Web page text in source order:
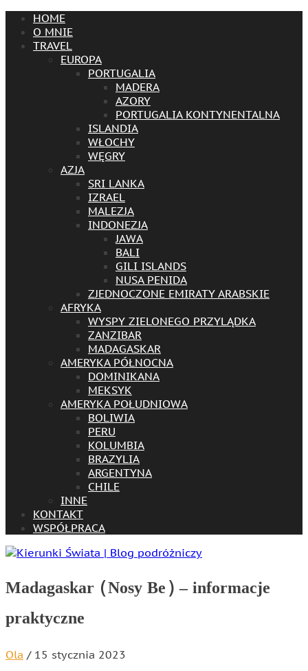
HOME
O MNIE
TRAVEL
EUROPA
PORTUGALIA
MADERA
AZORY
PORTUGALIA KONTYNENTALNA
ISLANDIA
WŁOCHY
WĘGRY
AZJA
SRI LANKA
IZRAEL
MALEZJA
INDONEZJA
JAWA
BALI
GILI ISLANDS
NUSA PENIDA
ZJEDNOCZONE EMIRATY ARABSKIE
AFRYKA
WYSPY ZIELONEGO PRZYLĄDKA
ZANZIBAR
MADAGASKAR
AMERYKA PÓŁNOCNA
DOMINIKANA
MEKSYK
AMERYKA POŁUDNIOWA
BOLIWIA
PERU
KOLUMBIA
BRAZYLIA
ARGENTYNA
CHILE
INNE
KONTAKT
WSPÓŁPRACA
Madagaskar (Nosy Be) – informacje
praktyczne
Ola / 15 stycznia 2023